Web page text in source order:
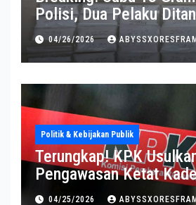
Polisi, Dua Pelaku
Operasi Berlangsung
04/26/2026
Politik & Kebijakan Publik
Terungkap! KPK
Pengawasan Ketat
Alasannya
04/25/2026